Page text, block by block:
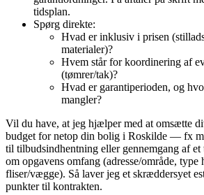
tidsplan.
Spørg direkte:
Hvad er inklusiv i prisen
materialer)?
Hvem står for koordinering af
(tømrer/tak)?
Hvad er garantiperioden, og
mangler?
Vil du have, at jeg hjælper med at omsætte
budget for netop din bolig i Roskilde — fx
til tilbuds­indhentning eller gennemgang af
om opgavens omfang (adresse/område, type
fliser/vægge). Så laver jeg et skræddersyet
punkter til kontrakten.